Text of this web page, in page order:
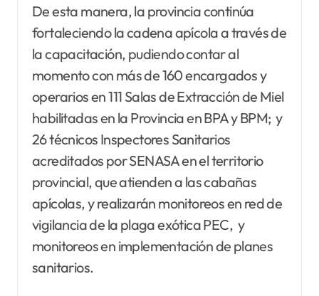
De esta manera, la provincia continúa
fortaleciendo la cadena apícola a través de
la capacitación, pudiendo contar al
momento con más de 160 encargados y
operarios en 111 Salas de Extracción de Miel
habilitadas en la Provincia en BPA y BPM; y
26 técnicos Inspectores Sanitarios
acreditados por SENASA en el territorio
provincial, que atienden a las cabañas
apícolas, y realizarán monitoreos en red de
vigilancia de la plaga exótica PEC, y
monitoreos en implementación de planes
sanitarios.